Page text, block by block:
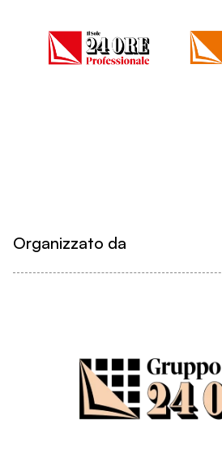
Organizzato da